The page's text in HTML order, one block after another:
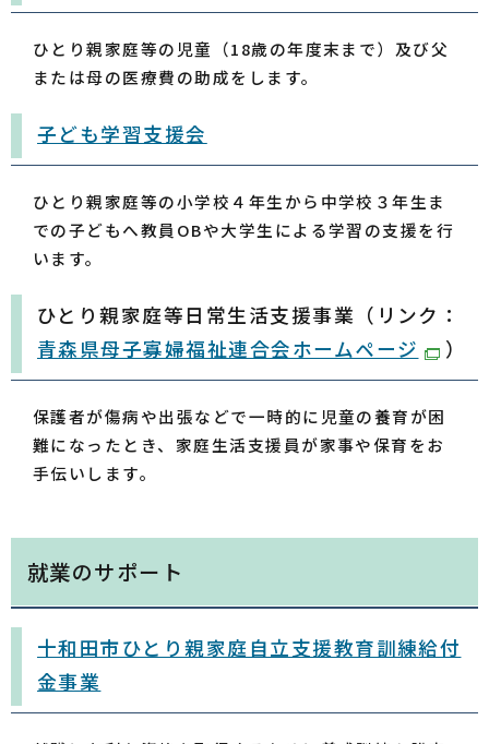
ひとり親家庭等の児童（18歳の年度末まで）及び父
または母の医療費の助成をします。
子ども学習支援会
ひとり親家庭等の小学校４年生から中学校３年生ま
での子どもへ教員OBや大学生による学習の支援を行
います。
ひとり親家庭等日常生活支援事業（リンク：
青森県母子寡婦福祉連合会ホームページ
）
保護者が傷病や出張などで一時的に児童の養育が困
難になったとき、家庭生活支援員が家事や保育をお
手伝いします。
就業のサポート
十和田市ひとり親家庭自立支援教育訓練給付
金事業